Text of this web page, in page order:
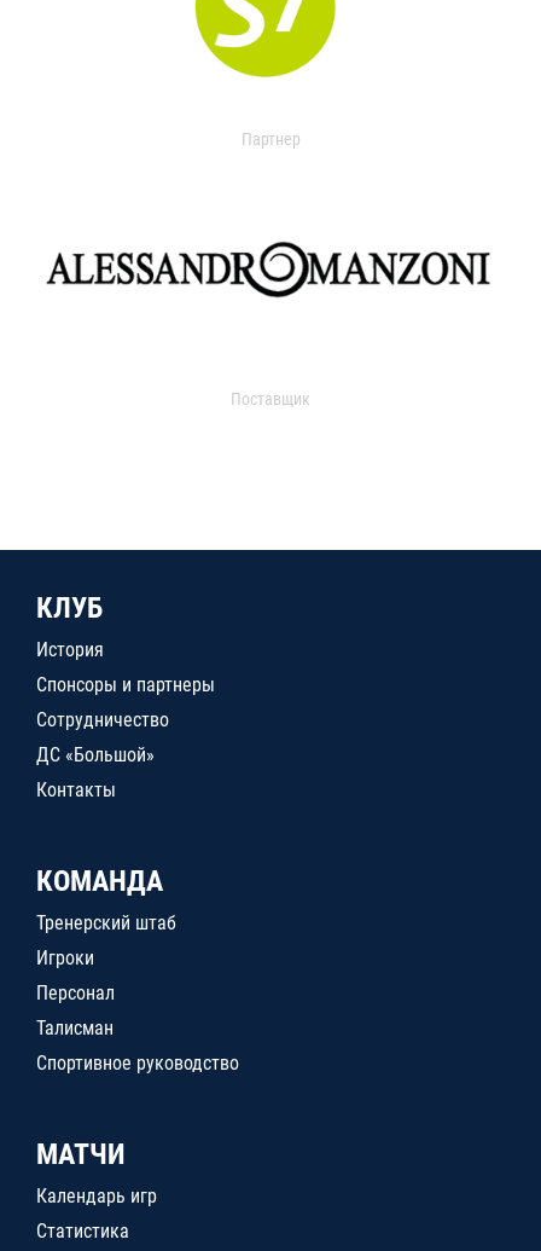
Партнер
Поставщик
КЛУБ
История
Спонсоры и партнеры
Сотрудничество
ДС «Большой»
Контакты
КОМАНДА
Тренерский штаб
Игроки
Персонал
Талисман
Спортивное руководство
МАТЧИ
Календарь игр
Статистика